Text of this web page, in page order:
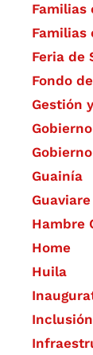
Familias
Familias
Feria de
Fondo
Gestión
Guainía
Guaviare
Hambre
Home
Huila